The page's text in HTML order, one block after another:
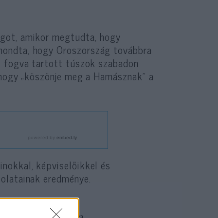
amikor megtudta, hogy
hogy Oroszország továbbra
fogva tartott túszok szabadon
„köszönje meg a Hamásznak” a
képviselőikkel és
eredménye.